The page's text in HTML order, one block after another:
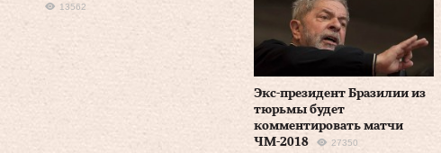
13562
Экс-президент Бразилии из
тюрьмы будет
комментировать матчи
ЧМ-2018
27350